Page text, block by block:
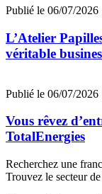
Publié le 06/07/2026
L’Atelier
véritable
Publié le 06/07/2026
Vous rêvez
TotalEnergies
Recherchez une
Trouvez le secteur